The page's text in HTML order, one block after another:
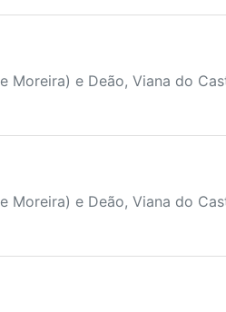
Moreira) e Deão, Viana do
Moreira) e Deão, Viana do